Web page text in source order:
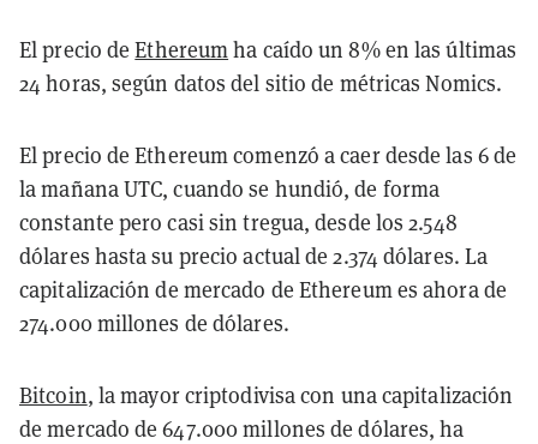
El precio deEthereumha caído un 8% en las últimas
24 horas, según datos del sitio de métricas Nomics.
El precio de Ethereum comenzó a caer desde las 6 de
la mañana UTC, cuando se hundió, de forma
constante pero casi sin tregua, desde los 2.548
dólares hasta su precio actual de 2.374 dólares. La
capitalización de mercado de Ethereum es ahora de
274.000 millones de dólares.
Bitcoin, la mayor criptodivisa con una capitalización
de mercado de 647.000 millones de dólares, ha